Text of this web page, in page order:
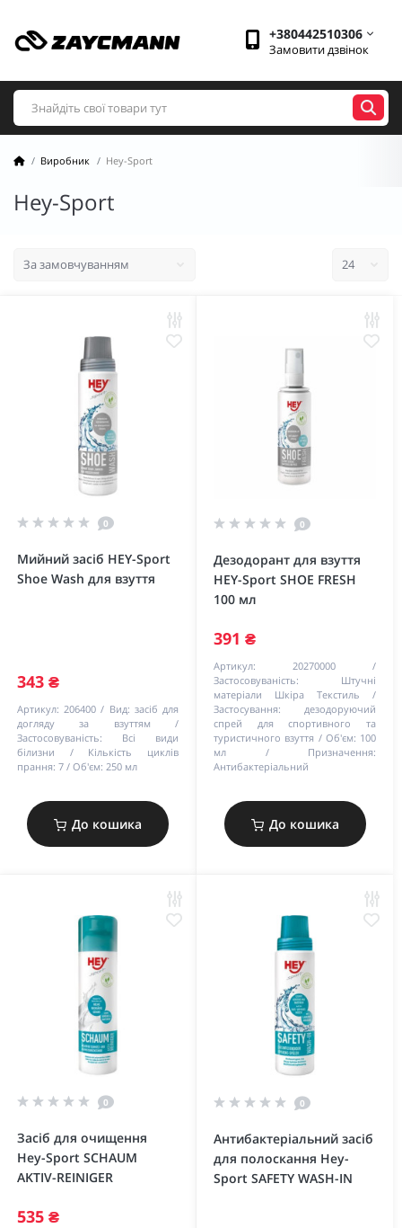
+380442510306
Замовити дзвінок
Виробник Hey-Sport
Hey-Sport
0
Мийний засіб HEY-Sport
Shoe Wash для взуття
343 ₴
Артикул: 206400 Вид: засіб для
догляду за взуттям
Застосовуваність:
Всі види
білизни
Кількість циклів
прання: 7 Об'єм: 250 мл
До кошика
0
Дезодорант для взуття
HEY-Sport SHOE FRESH
100 мл
391 ₴
Артикул:
20270000
Застосовуваність:
Штучні
матеріали Шкіра Текстиль
Застосування:
дезодоруючий
спрей для спортивного та
туристичного взуття
Об'єм: 100
мл
Призначення:
Антибактеріальний
До кошика
0
Засіб для очищення
Hey-Sport SCHAUM
AKTIV-REINIGER
535 ₴
0
Антибактеріальний засіб
для полоскання Hey-
Sport SAFETY WASH-IN